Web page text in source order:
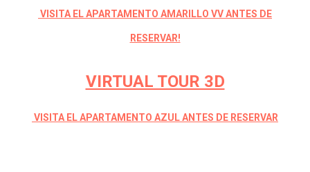
VISITA EL APARTAMENTO AMARILLO VV ANTES DE
RESERVAR!
VIRTUAL TOUR 3D
VISITA EL APARTAMENTO AZUL ANTES DE RESERVAR